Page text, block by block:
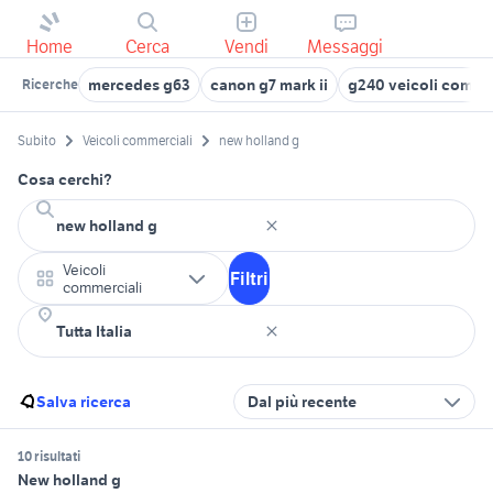
Home Cerca Vendi Messaggi
Ricerche mercedes g63 canon g7 mark ii g240 veicoli
Subito Veicoli commerciali new holland g
Cosa cerchi?
Veicoli
commerciali
Filtri
Salva ricerca Dal più recente
10 risultati
New holland g